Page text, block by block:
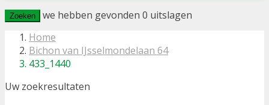
Zoeken we hebben gevonden 0 uitslagen
Home
Bichon van IJsselmondelaan 64
433_1440
Uw zoekresultaten